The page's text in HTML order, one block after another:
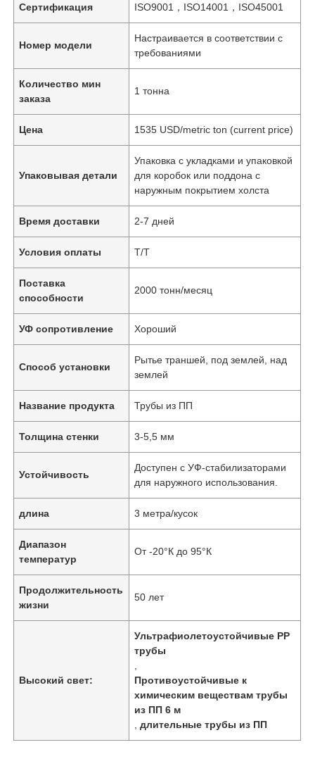
Сертификация ISO9001，ISO14001，ISO45001
Номер модели
Настраивается в соответствии с
требованиями
Количество мин
заказа
1 тонна
Цена 1535 USD/metric ton (current price)
Упаковывая детали
Упаковка с укладками и упаковкой
для коробок или поддона с
наружным покрытием холста
Время доставки 2-7 дней
Условия оплаты Т/Т
Поставка
способности
2000 тонн/месяц
УФ сопротивление Хороший
Способ установки
Рытье траншей, под землей, над
землей
Название продукта Трубы из ПП
Толщина стенки 3-5,5 мм
Устойчивость
Доступен с УФ-стабилизаторами
для наружного использования.
длина 3 метра/кусок
Диапазон
температур
От -20°К до 95°К
Продолжительность
жизни
50 лет
Высокий свет:
Ультрафиолетоустойчивые PP
трубы
Противоустойчивые к
химическим веществам трубы
из ПП 6 м
,длительные трубы из ПП